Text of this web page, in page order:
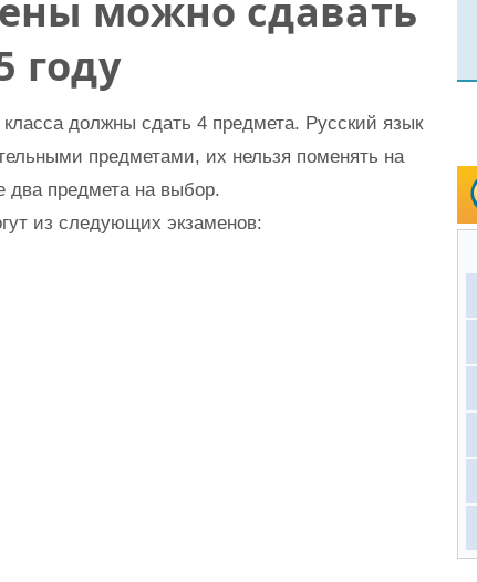
можно сдавать
году
должны сдать 4 предмета. Русский язык
предметами, их нельзя поменять на
два предмета на выбор.
из следующих экзаменов: